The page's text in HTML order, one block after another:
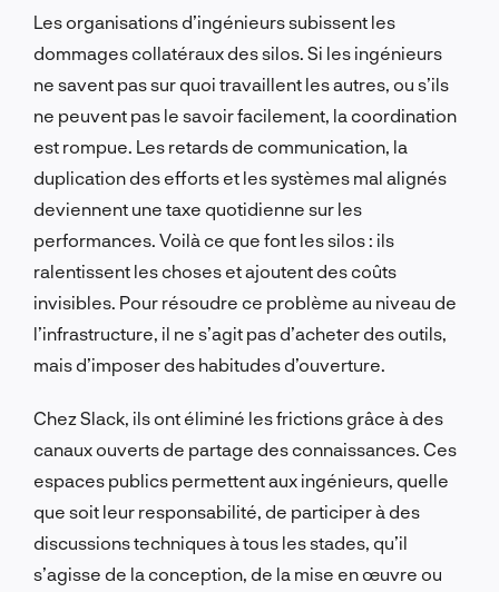
Les organisations d’ingénieurs subissent les
dommages collatéraux des silos. Si les ingénieurs
ne savent pas sur quoi travaillent les autres, ou s’ils
ne peuvent pas le savoir facilement, la coordination
est rompue. Les retards de communication, la
duplication des efforts et les systèmes mal alignés
deviennent une taxe quotidienne sur les
performances. Voilà ce que font les silos : ils
ralentissent les choses et ajoutent des coûts
invisibles. Pour résoudre ce problème au niveau de
l’infrastructure, il ne s’agit pas d’acheter des outils,
mais d’imposer des habitudes d’ouverture.
Chez Slack, ils ont éliminé les frictions grâce à des
canaux ouverts de partage des connaissances. Ces
espaces publics permettent aux ingénieurs, quelle
que soit leur responsabilité, de participer à des
discussions techniques à tous les stades, qu’il
s’agisse de la conception, de la mise en œuvre ou